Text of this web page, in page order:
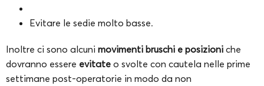
Evitare le sedie molto basse.
Inoltre ci sono alcuni movimenti bruschi e posizioni che
dovranno essere evitate o svolte con cautela nelle prime
settimane post-operatorie in modo da non